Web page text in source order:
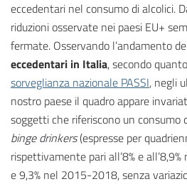
eccedentari nel consumo di alcolici.
riduzioni osservate nei paesi EU+
fermate. Osservando l’andamento
eccedentari in Italia, secondo
sorveglianza nazionale PASSI, negli
nostro paese il quadro appare
soggetti che riferiscono un consumo
binge drinkers(espresse per
rispettivamente pari all’8% e
e 9,3% nel 2015-2018, senza